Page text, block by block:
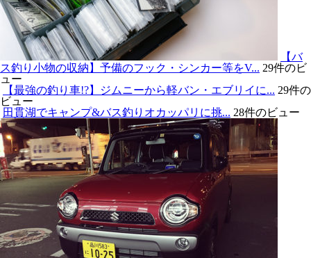
【バ
ス釣り小物の収納】予備のフック・シンカー等をV... 29件のビ
ュー
【最強の釣り車!?】ジムニーから軽バン・エブリイに... 29件の
ビュー
田貫湖でキャンプ&バス釣りオカッパリに挑... 28件のビュー